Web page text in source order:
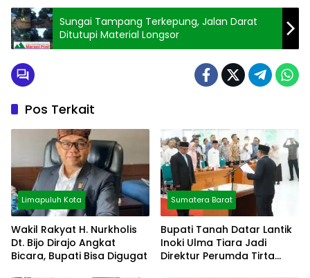
Sungai Tampang Terkepung, Jalan Darat
Ditutupi Material Longsor
Pos Terkait
Limapuluh Kota
Wakil Rakyat H. Nurkholis
Dt. Bijo Dirajo Angkat
Bicara, Bupati Bisa Digugat
Sumatera Barat
Bupati Tanah Datar Lantik
Inoki Ulma Tiara Jadi
Direktur Perumda Tirta